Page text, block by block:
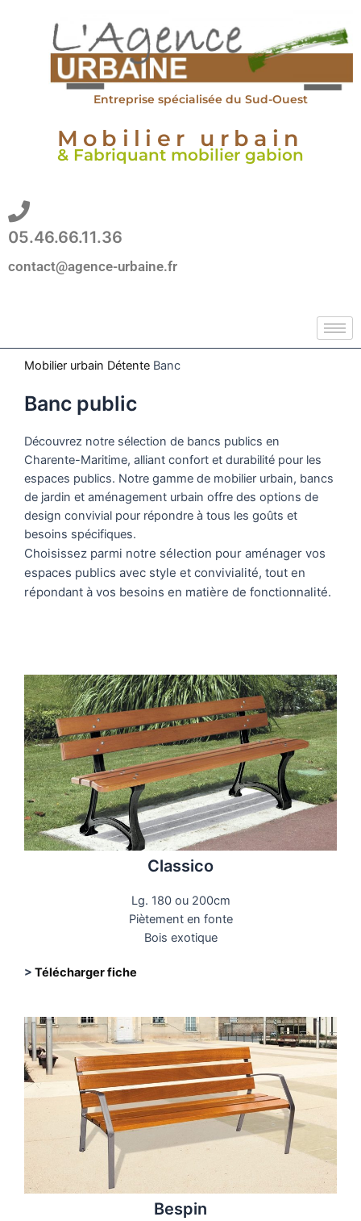
Entreprise spécialisée du Sud-Ouest
Mobilier urbain
& Fabriquant mobilier gabion
05.46.66.11.36
contact@agence-urbaine.fr
Mobilier urbain Détente Banc
Banc public
Découvrez notre sélection de bancs publics en
Charente-Maritime, alliant confort et durabilité pour les
espaces publics. Notre gamme de mobilier urbain, bancs
de jardin et aménagement urbain offre des options de
design convivial pour répondre à tous les goûts et
besoins spécifiques.
Choisissez parmi notre sélection pour aménager vos
espaces publics avec style et convivialité, tout en
répondant à vos besoins en matière de fonctionnalité.
Classico
Lg. 180 ou 200cm
Piètement en fonte
Bois exotique
> Télécharger fiche
Bespin